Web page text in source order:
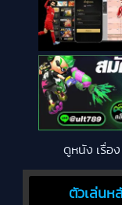
ดูหนัง เรื่อ
ตัวเล่นห